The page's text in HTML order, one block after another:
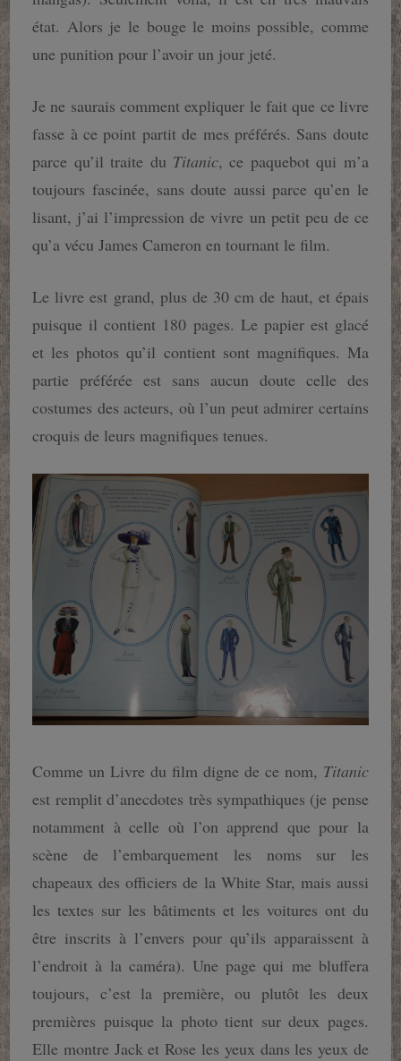
état. Alors je le bouge le moins possible, comme
une punition pour l’avoir un jour jeté.
Je ne saurais comment expliquer le fait que ce livre
fasse à ce point partit de mes préférés. Sans doute
parce qu’il traite du Titanic, ce paquebot qui m’a
toujours fascinée, sans doute aussi parce qu’en le
lisant, j’ai l’impression de vivre un petit peu de ce
qu’a vécu James Cameron en tournant le film.
Le livre est grand, plus de 30 cm de haut, et épais
puisque il contient 180 pages. Le papier est glacé
et les photos qu’il contient sont magnifiques. Ma
partie préférée est sans aucun doute celle des
costumes des acteurs, où l’un peut admirer certains
croquis de leurs magnifiques tenues.
Comme un Livre du film digne de ce nom, Titanic
est remplit d’anecdotes très sympathiques (je pense
notamment à celle où l’on apprend que pour la
scène de l’embarquement les noms sur les
chapeaux des officiers de la White Star, mais aussi
les textes sur les bâtiments et les voitures ont du
être inscrits à l’envers pour qu’ils apparaissent à
l’endroit à la caméra). Une page qui me bluffera
toujours, c’est la première, ou plutôt les deux
premières puisque la photo tient sur deux pages.
Elle montre Jack et Rose les yeux dans les yeux de